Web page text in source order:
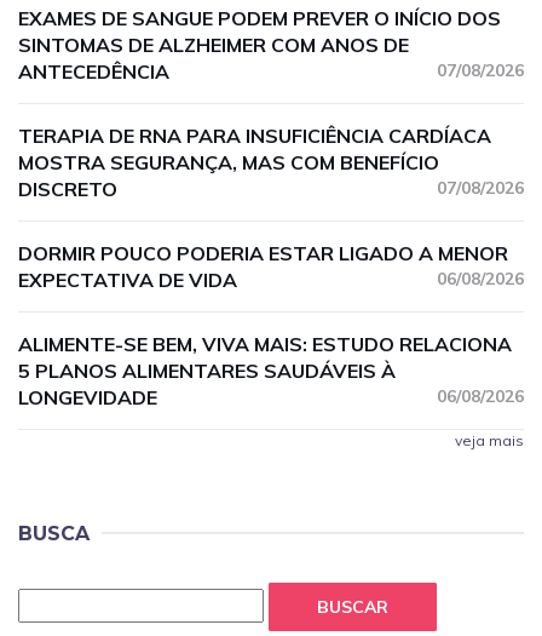
EXAMES DE SANGUE PODEM PREVER O INÍCIO DOS
SINTOMAS DE ALZHEIMER COM ANOS DE
ANTECEDÊNCIA
07/08/2026
TERAPIA DE RNA PARA INSUFICIÊNCIA CARDÍACA
MOSTRA SEGURANÇA, MAS COM BENEFÍCIO
DISCRETO
07/08/2026
DORMIR POUCO PODERIA ESTAR LIGADO A MENOR
EXPECTATIVA DE VIDA
06/08/2026
ALIMENTE-SE BEM, VIVA MAIS: ESTUDO RELACIONA
5 PLANOS ALIMENTARES SAUDÁVEIS À
LONGEVIDADE
06/08/2026
veja mais
BUSCA
BUSCAR